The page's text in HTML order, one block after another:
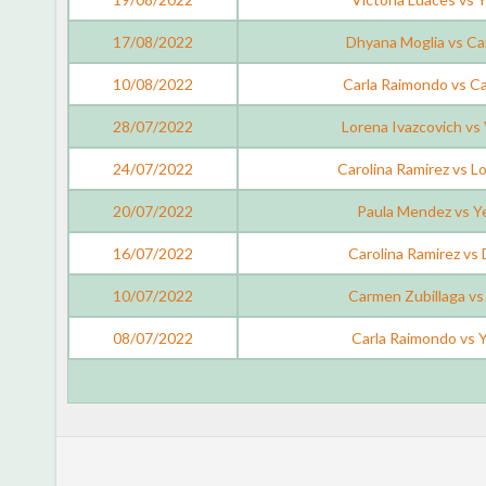
17/08/2022 Dhyana Moglia vs
10/08/2022 Carla Raimondo vs
28/07/2022 Lorena Ivazcovich
24/07/2022 Carolina Ramirez vs
20/07/2022 Paula Mendez vs
16/07/2022 Carolina Ramirez vs
10/07/2022 Carmen Zubillaga
08/07/2022 Carla Raimondo vs